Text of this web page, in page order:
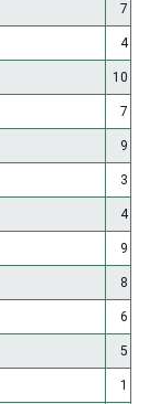
7
4
10
7
9
3
4
9
8
6
5
1